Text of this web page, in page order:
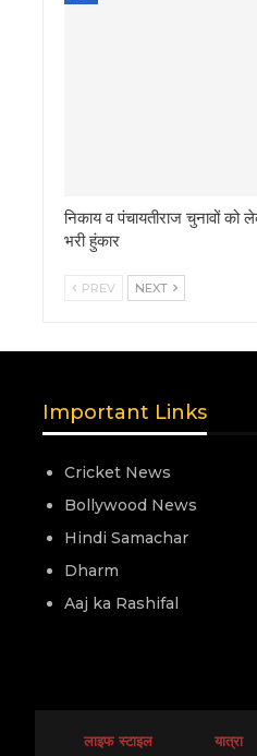
निकाय व पंचायतीराज चुनावों को
भरी हुंकार
PREV NEXT
Important Links
Cricket News
Bollywood News
Hindi Samachar
Dharm
Aaj ka Rashifal
लाइफ स्टाइल यात्रा